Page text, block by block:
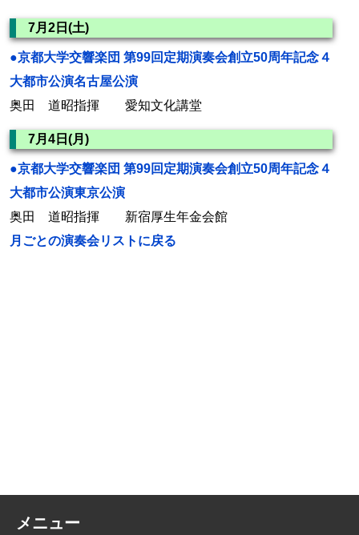
7月2日(土)
●京都大学交響楽団 第99回定期演奏会創立50周年記念４
大都市公演名古屋公演
奥田 道昭指揮 愛知文化講堂
7月4日(月)
●京都大学交響楽団 第99回定期演奏会創立50周年記念４
大都市公演東京公演
奥田 道昭指揮 新宿厚生年金会館
月ごとの演奏会リストに戻る
メニュー